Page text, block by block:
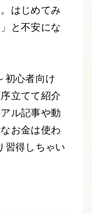
はじめてみ
と不安にな
初心者向け
立てて紹介
ル記事や動
お金は使わ
習得しちゃい